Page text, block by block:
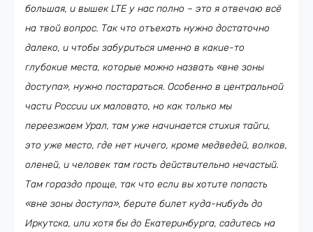
большая, и вышек LTE у нас полно – это я отвечаю всё
на твой вопрос. Так что отъехать нужно достаточно
далеко, и чтобы забуриться именно в какие-то
глубокие места, которые можно назвать «вне зоны
доступа», нужно постараться. Особенно в центральной
части России их маловато, но как только мы
переезжаем Урал, там уже начинается стихия тайги,
это уже место, где нет ничего, кроме медведей, волков,
оленей, и человек там гость действительно нечастый.
Там гораздо проще, так что если вы хотите попасть
«вне зоны доступа», берите билет куда-нибудь до
Иркутска, или хотя бы до Екатеринбурга, садитесь на